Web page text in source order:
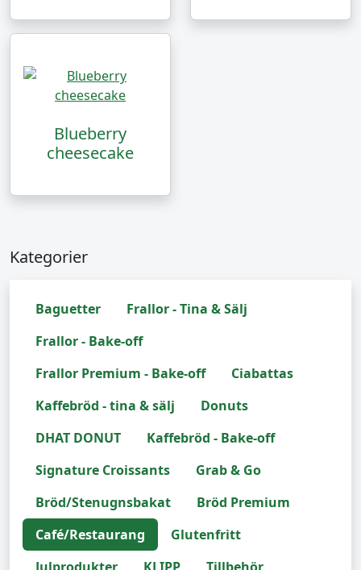
Kategorier
Baguetter
Frallor - Tina & Sälj
Frallor - Bake-off
Frallor Premium - Bake-off
Ciabattas
Kaffebröd - tina & sälj
Donuts
DHAT DONUT
Kaffebröd - Bake-off
Signature Croissants
Grab & Go
Bröd/Stenugnsbakat
Bröd Premium
Café/Restaurang
Glutenfritt
Blueberry
cheesecake